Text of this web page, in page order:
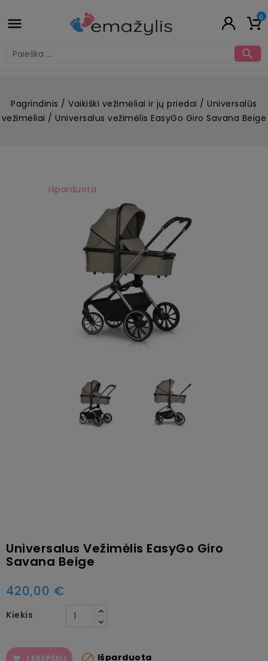
 0

Pagrindinis Vaikiški vežimėliai ir jų priedai
Universalūs
vežimėliai
Universalus vežimėlis EasyGo Giro Savana Beige
Išparduota
Universalus Vežimėlis EasyGo Giro
Savana Beige
420,00 €
Kiekis
 Į KREPŠELĮ Išparduota